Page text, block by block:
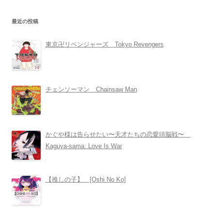
最近の投稿
東京卍リベンジャーズ Tokyo Revengers
チェンソーマン Chainsaw Man
かぐや様は告らせたい〜天才たちの恋愛頭脳戦〜
Kaguya-sama: Love Is War
【推しの子】 [Oshi No Ko]